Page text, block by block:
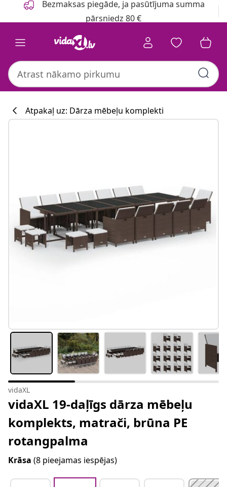
Bezmaksas piegāde, ja pasūtījuma summa
pārsniedz 80 €
Atpakaļ uz: Dārza mēbeļu komplekti
vidaXL
vidaXL 19-daļīgs dārza mēbeļu
komplekts, matrači, brūna PE
rotangpalma
Krāsa (8 pieejamas iespējas)